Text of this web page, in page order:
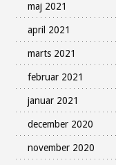
maj 2021
april 2021
marts 2021
februar 2021
januar 2021
december 2020
november 2020